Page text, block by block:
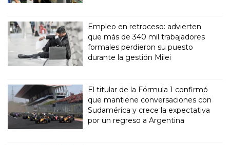
Empleo en retroceso: advierten
que más de 340 mil trabajadores
formales perdieron su puesto
durante la gestión Milei
El titular de la Fórmula 1 confirmó
que mantiene conversaciones con
Sudamérica y crece la expectativa
por un regreso a Argentina